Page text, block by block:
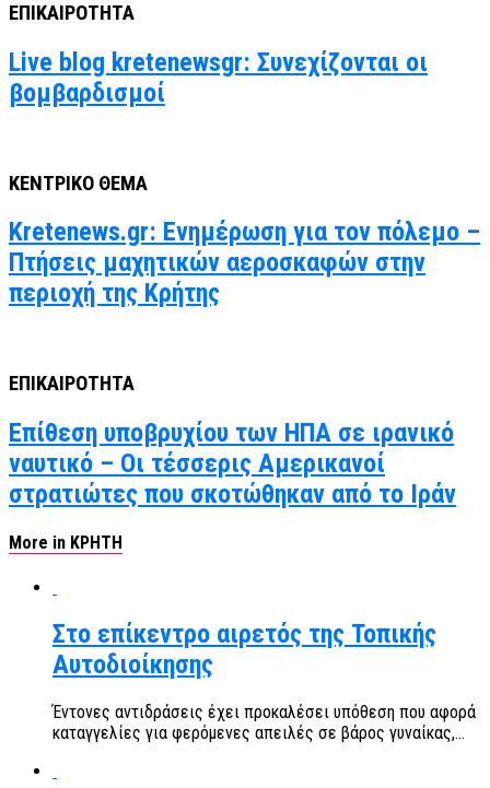
ΕΠΙΚΑΙΡΟΤΗΤΑ
Live blog kretenewsgr: Συνεχίζονται οι
βομβαρδισμοί
ΚΕΝΤΡΙΚΟ ΘΕΜΑ
Kretenews.gr: Ενημέρωση για τον πόλεμο –
Πτήσεις μαχητικών αεροσκαφών στην
περιοχή της Κρήτης
ΕΠΙΚΑΙΡΟΤΗΤΑ
Επίθεση υποβρυχίου των ΗΠΑ σε ιρανικό
ναυτικό – Οι τέσσερις Αμερικανοί
στρατιώτες που σκοτώθηκαν από το Ιράν
More in ΚΡΗΤΗ
Στο επίκεντρο αιρετός της Τοπικής
Αυτοδιοίκησης
Έντονες αντιδράσεις έχει προκαλέσει υπόθεση που αφορά
καταγγελίες για φερόμενες απειλές σε βάρος γυναίκας,...